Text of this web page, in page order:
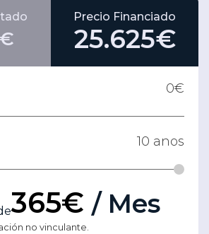
Precio Financiado
25.625€
0€
10 anos
365€ / Mes
no vinculante.